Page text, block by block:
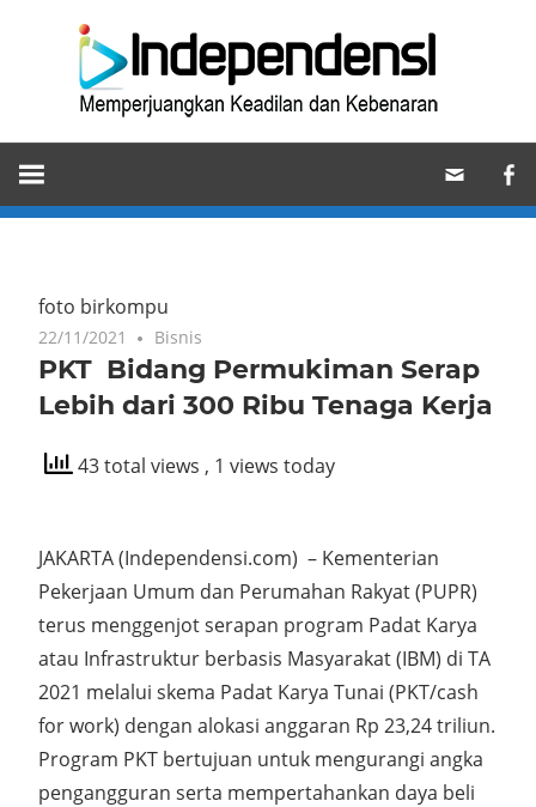
Memperjuangkan
Keadilan
dan
foto birkompu
22/11/2021 Bisnis
PKT Bidang Permukiman Serap
Lebih dari 300 Ribu Tenaga Kerja
43 total views , 1 views today
JAKARTA (Independensi.com) – Kementerian
Pekerjaan Umum dan Perumahan Rakyat (PUPR)
terus menggenjot serapan program Padat Karya
atau Infrastruktur berbasis Masyarakat (IBM) di TA
2021 melalui skema Padat Karya Tunai (PKT/cash
for work) dengan alokasi anggaran Rp 23,24 triliun.
Program PKT bertujuan untuk mengurangi angka
pengangguran serta mempertahankan daya beli